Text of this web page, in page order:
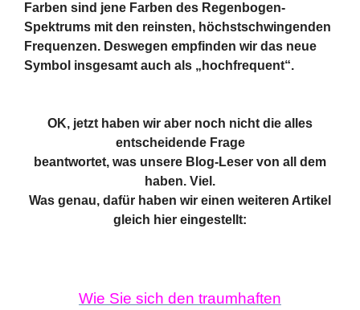
Farben sind jene Farben des Regenbogen-
Spektrums mit den reinsten, höchstschwingenden
Frequenzen. Deswegen empfinden wir das neue
Symbol insgesamt auch als „hochfrequent“.
OK, jetzt haben wir aber noch nicht die alles
entscheidende Frage
beantwortet, was unsere Blog-Leser von all dem
haben. Viel.
Was genau, dafür haben wir einen weiteren Artikel
gleich hier eingestellt:
Wie Sie sich den traumhaften